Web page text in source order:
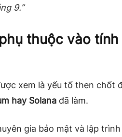
9.”
thuộc vào
xem là yếu tố then chốt
hay Solana đã làm.
gia bảo mật và lập